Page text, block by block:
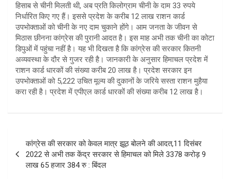
हिसाब से चीनी मिलती थी, अब प्रति किलोग्राम चीनी के दाम 33 रुपये
निर्धारित किए गए हैं। इससे प्रदेश के करीब 12 लाख राशन कार्ड
उपभोक्ताओं को चीनी के नए दाम चुकाने होंगे। आम जनता के जीवन से
मिठास छीनना कांग्रेस की पुरानी आदत है। इस माह अभी तक चीनी का कोटा
डिपुओं में पहुंचा नहीं है। यह भी दिखता है कि कांग्रेस की सरकार कितनी
अव्यवस्था के दौर से गुजर रही है। जानकारी के अनुसार हिमाचल प्रदेश में
राशन कार्ड धारकों की संख्या करीब 20 लाख है। प्रदेश सरकार इन
उपभोक्ताओं को 5,222 उचित मूल्य की दुकानों के जरिये सस्ता राशन मुहैया
करा रही है। प्रदेश में एपीएल कार्ड धारकों की संख्या करीब 12 लाख है।
Post
navigation
कांग्रेस की सरकार को केवल मात्र झूठ बोलने की आदत,11 दिसंबर
2022 से अभी तक केंद्र सरकार से हिमाचल को मिले 3378 करोड़ 9
लाख 65 हजार 384 रु : बिंदल